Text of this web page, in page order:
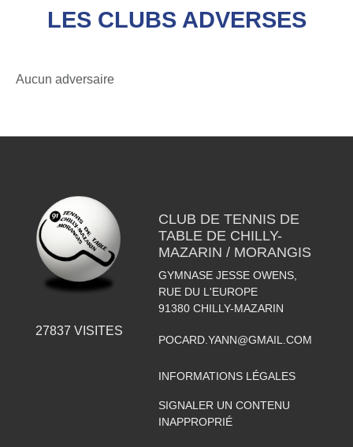
LES CLUBS ADVERSES
Aucun adversaire
27837 VISITES
CLUB DE TENNIS DE
TABLE DE CHILLY-
MAZARIN / MORANGIS
GYMNASE JESSE OWENS,
RUE DU L'EUROPE
91380 CHILLY-MAZARIN
POCARD.YANN@GMAIL.COM
INFORMATIONS LÉGALES
SIGNALER UN CONTENU
INAPPROPRIÉ